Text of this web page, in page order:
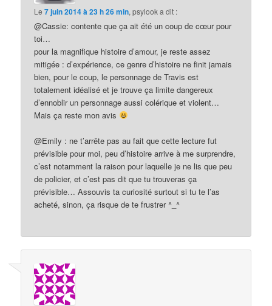
Le7 juin 2014 à 23 h 26 min,psylooka dit :
@Cassie: contente que ça ait été un coup de cœur pour
toi…
pour la magnifique histoire d’amour, je reste assez
mitigée : d’expérience, ce genre d’histoire ne finit jamais
bien, pour le coup, le personnage de Travis est
totalement idéalisé et je trouve ça limite dangereux
d’ennoblir un personnage aussi colérique et violent…
Mais ça reste mon avis
@Emily : ne t’arrête pas au fait que cette lecture fut
prévisible pour moi, peu d’histoire arrive à me surprendre,
c’est notamment la raison pour laquelle je ne lis que peu
de policier, et c’est pas dit que tu trouveras ça
prévisible… Assouvis ta curiosité surtout si tu te l’as
acheté, sinon, ça risque de te frustrer ^_^